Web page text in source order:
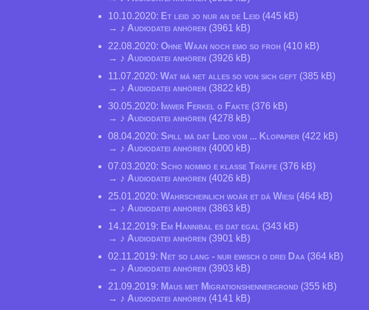
10.10.2020: Et leid jo nur an de Leid (445 kB)
→ ♪ Audiodatei anhören (3961 kB)
22.08.2020: Ohne Waan noch emo so froh (410 kB)
→ ♪ Audiodatei anhören (3926 kB)
11.07.2020: Wat mä net alles so von sich geft (385 kB)
→ ♪ Audiodatei anhören (3822 kB)
30.05.2020: Iwwer Ferkel o Fakte (376 kB)
→ ♪ Audiodatei anhören (4278 kB)
08.04.2020: Spill mä dat Lidd vom ... Klopapier (422 kB)
→ ♪ Audiodatei anhören (4000 kB)
07.03.2020: Scho nommo e klasse Träffe (376 kB)
→ ♪ Audiodatei anhören (4026 kB)
25.01.2020: Wahrscheinlich woär et dä Wiesi (464 kB)
→ ♪ Audiodatei anhören (3863 kB)
14.12.2019: Em Hannibal es dat egal (343 kB)
→ ♪ Audiodatei anhören (3901 kB)
02.11.2019: Net so lang - nur ewisch o drei Daa (364 kB)
→ ♪ Audiodatei anhören (3903 kB)
21.09.2019: Maus met Migrationshennergrond (355 kB)
→ ♪ Audiodatei anhören (4141 kB)